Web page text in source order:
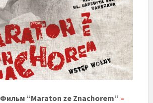
Фильм “Maraton ze Znachorem” –